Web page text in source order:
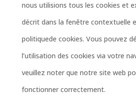
nous utilisions tous les cookies et
décrit dans la fenêtre contextuelle
politiquede cookies. Vous pouvez
l’utilisation des cookies via votre
veuillez noter que notre site web
fonctionner correctement.